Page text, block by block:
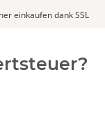
einkaufen dank SSL